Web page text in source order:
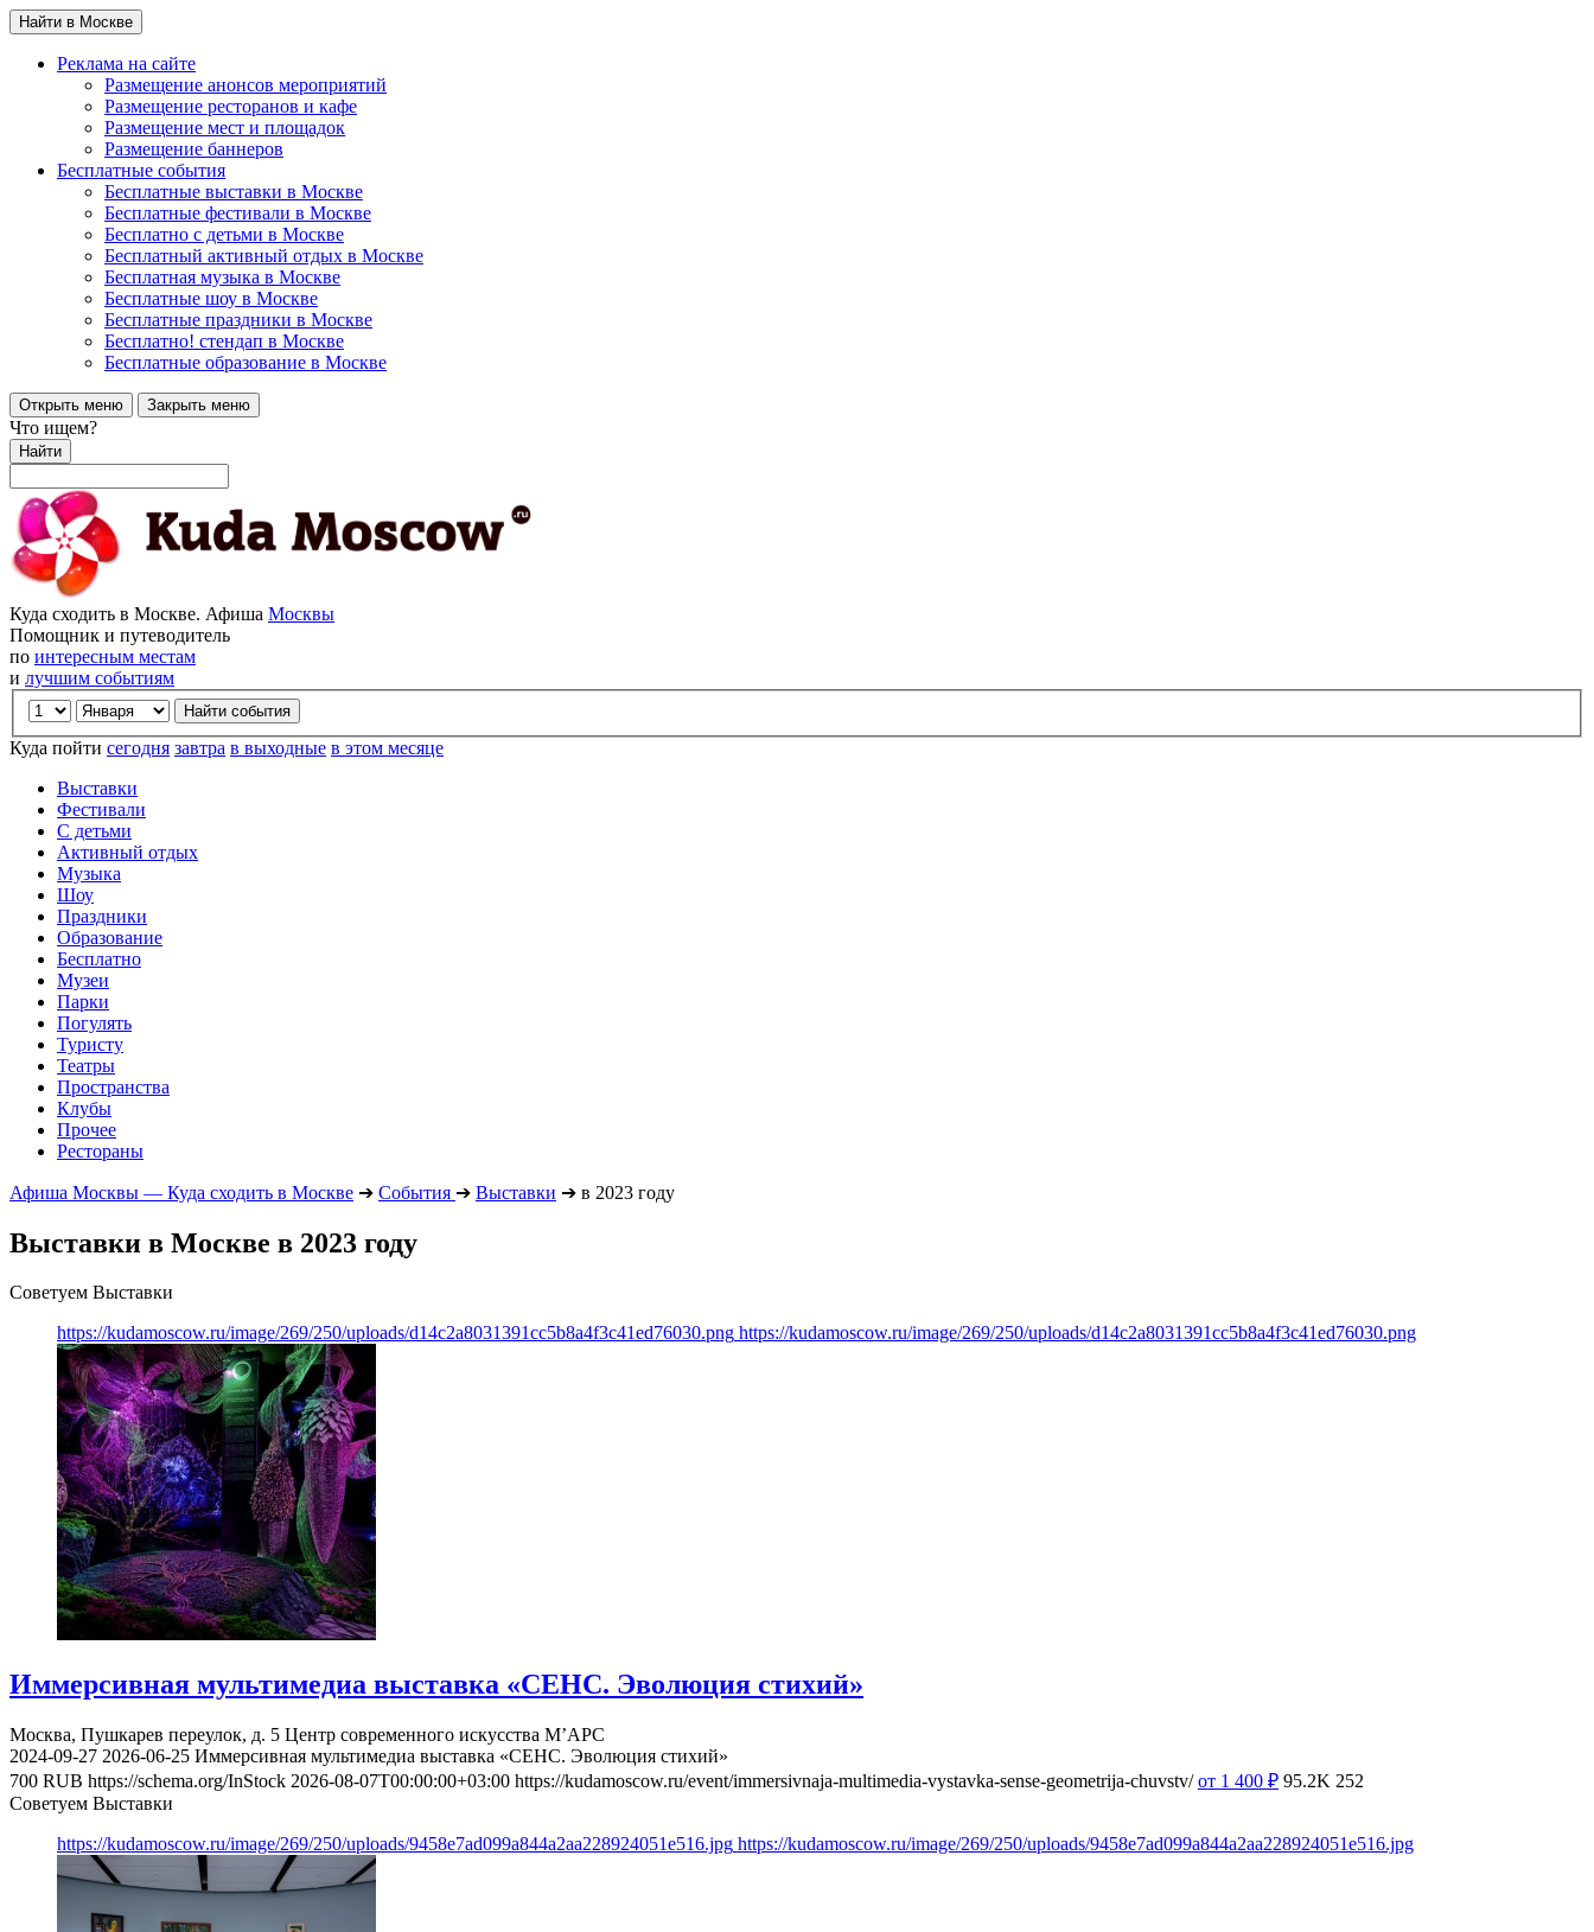
Найти в Москве
Реклама на сайте
Размещение анонсов мероприятий
Размещение ресторанов и кафе
Размещение мест и площадок
Размещение баннеров
Бесплатные события
Бесплатные выставки в Москве
Бесплатные фестивали в Москве
Бесплатно с детьми в Москве
Бесплатный активный отдых в Москве
Бесплатная музыка в Москве
Бесплатные шоу в Москве
Бесплатные праздники в Москве
Бесплатно! стендап в Москве
Бесплатные образование в Москве
Открыть меню Закрыть меню
Что ищем?
Найти
Куда сходить в Москве. Афиша Москвы
Помощник и путеводитель
по интересным местам
и лучшим событиям
Куда пойти сегодня завтра в выходные в этом месяце
Выставки
Фестивали
С детьми
Активный отдых
Музыка
Шоу
Праздники
Образование
Бесплатно
Музеи
Парки
Погулять
Туристу
Театры
Пространства
Клубы
Прочее
Рестораны
Афиша Москвы — Куда сходить в Москве ➔ События ➔ Выставки ➔ в 2023 году
Выставки в Москве в 2023 году
Советуем Выставки
https://kudamoscow.ru/image/269/250/uploads/d14c2a8031391cc5b8a4f3c41ed76030.png https://kudamoscow.ru/image/269/250/uploads/d14c2a8031391cc5b8a4f3c41ed76030.png
Иммерсивная мультимедиа выставка «СЕНС. Эволюция стихий»
Москва, Пушкарев переулок, д. 5 Центр современного искусства М’АРС
2024-09-27 2026-06-25 Иммерсивная мультимедиа выставка «СЕНС. Эволюция стихий»
700 RUB https://schema.org/InStock 2026-08-07T00:00:00+03:00 https://kudamoscow.ru/event/immersivnaja-multimedia-vystavka-sense-geometrija-chuvstv/ от 1 400 ₽ 95.2K 252
Советуем Выставки
https://kudamoscow.ru/image/269/250/uploads/9458e7ad099a844a2aa228924051e516.jpg https://kudamoscow.ru/image/269/250/uploads/9458e7ad099a844a2aa228924051e516.jpg